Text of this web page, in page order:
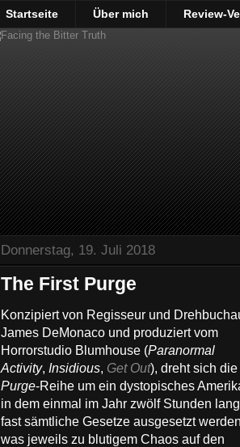
Startseite Über mich Review-
Donnerstag, 19. Juli 2018
The First Purge
Konzipiert von Regisseur und
James DeMonaco und produziert vom
Horrorstudio Blumhouse (Paranormal
Activity, Insidious, Get Out), dreht sich die
Purge-Reihe um ein dystopisches
in dem einmal im Jahr zwölf Stunden lang
fast sämtliche Gesetze ausgesetzt
was jeweils zu blutigem Chaos auf den